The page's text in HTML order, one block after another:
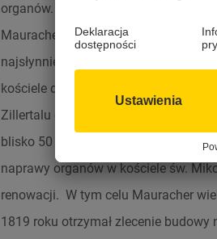
organów. Z jego zawodem wiązały
Mauracherem, zbudował istniejące
najsłynniejszych instrumentów z
kościele dworskim w Innsbrucku
Zillertalu cieszył się opinią jednego
blisko 50 instrumentów. To właśnie
naprawy organów w kościele św.
renowacji. W tym celu Mauracher
1819 roku otrzymał zlecenie